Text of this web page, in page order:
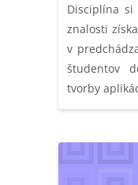
Disciplína
znalosti
v
študentov
tvorby